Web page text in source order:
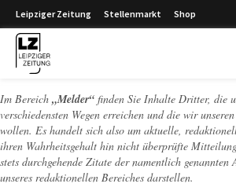
Leipziger Zeitung Stellenmarkt Shop
Im Bereich „Melder“ finden Sie Inhalte Dritter, die
verschiedensten Wegen erreichen und die wir
wollen. Es handelt sich also um aktuelle,
ihren Wahrheitsgehalt hin nicht überprüfte
stets durchgehende Zitate der namentlich genannten
unseres redaktionellen Bereiches darstellen.